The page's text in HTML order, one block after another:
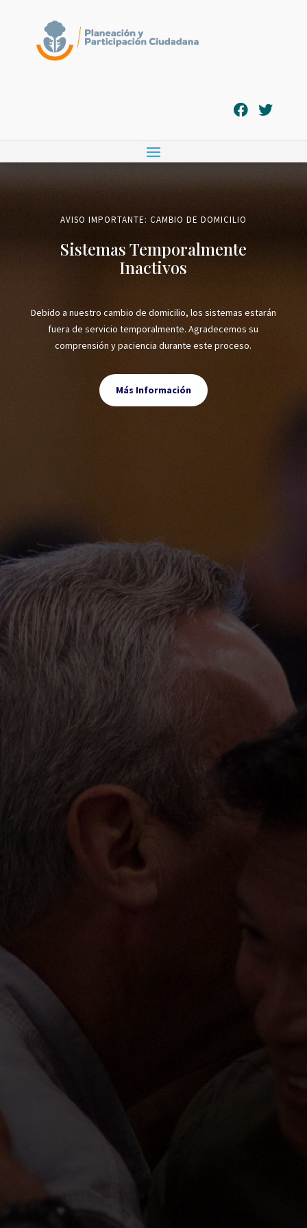
AVISO IMPORTANTE: CAMBIO DE DOMICILIO
Sistemas Temporalmente
Inactivos
Debido a nuestro cambio de domicilio, los sistemas estarán
fuera de servicio temporalmente. Agradecemos su
comprensión y paciencia durante este proceso.
Más Información